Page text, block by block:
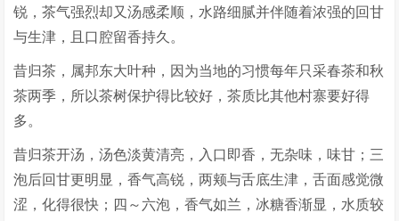
锐，茶气强烈却又汤感柔顺，水路细腻并伴随着浓强的回甘
与生津，且口腔留香持久。
昔归茶，属邦东大叶种，因为当地的习惯每年只采春茶和秋
茶两季，所以茶树保护得比较好，茶质比其他村寨要好得
多。
昔归茶开汤，汤色淡黄清亮，入口即香，无杂味，味甘；三
泡后回甘更明显，香气高锐，两颊与舌底生津，舌面感觉微
涩，化得很快；四～六泡，香气如兰，冰糖香渐显，水质较